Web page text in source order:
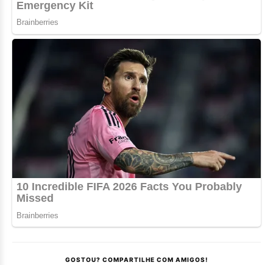
GOSTOU? COMPARTILHE COM AMIGOS!